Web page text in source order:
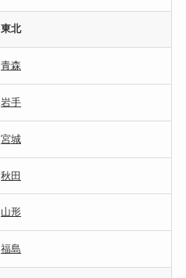
東北
青森
岩手
宮城
秋田
山形
福島